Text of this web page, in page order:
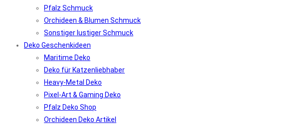
Pfalz Schmuck
Orchideen & Blumen Schmuck
Sonstiger lustiger Schmuck
Deko Geschenkideen
Maritime Deko
Deko für Katzenliebhaber
Heavy-Metal Deko
Pixel-Art & Gaming Deko
Pfalz Deko Shop
Orchideen Deko Artikel